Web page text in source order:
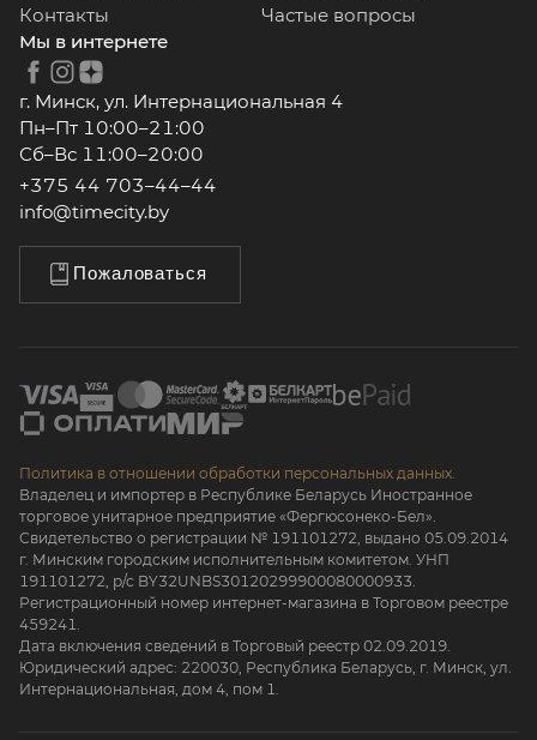
Контакты
Частые вопросы
Мы в интернете
г. Минск, ул. Интернациональная 4
Пн–Пт 10:00–21:00
Сб–Вс 11:00–20:00
+375 44 703–44–44
info@timecity.by
Пожаловаться
Политика в отношении обработки персональных данных.
Владелец и импортер в Республике Беларусь Иностранное
торговое унитарное предприятие «Фергюсонеко-Бел».
Свидетельство о регистрации № 191101272, выдано 05.09.2014
г. Минским городским исполнительным комитетом. УНП
191101272, р/с BY32UNBS30120299900080000933.
Регистрационный номер интернет-магазина в Торговом реестре
459241.
Дата включения сведений в Торговый реестр 02.09.2019.
Юридический адрес: 220030, Республика Беларусь, г. Минск, ул.
Интернациональная, дом 4, пом 1.